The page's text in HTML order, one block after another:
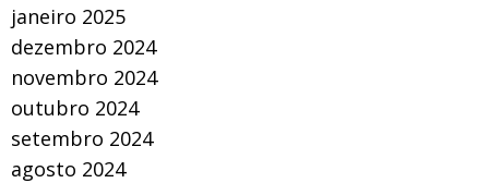
janeiro 2025
dezembro 2024
novembro 2024
outubro 2024
setembro 2024
agosto 2024